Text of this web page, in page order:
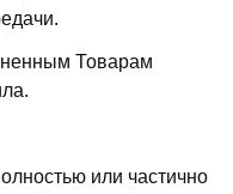
Товарам
или частично